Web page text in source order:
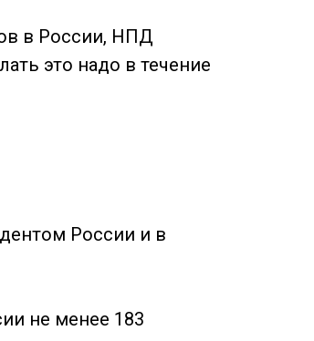
в России, НПД
это надо в течение
России и в
не менее 183